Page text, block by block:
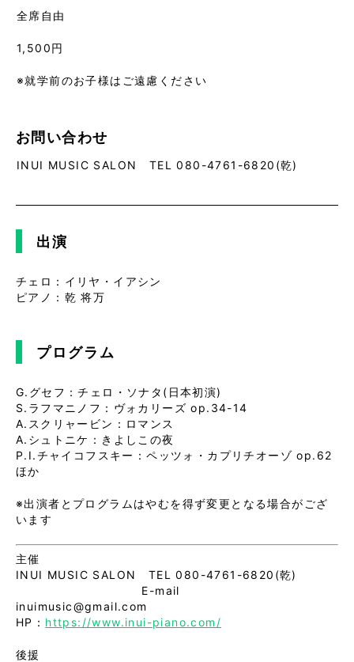
全席自由
1,500円
※就学前のお子様はご遠慮ください
お問い合わせ
INUI MUSIC SALON TEL 080-4761-6820(乾)
出演
チェロ：イリヤ・イアシン
ピアノ：乾 将万
プログラム
G.グセフ：チェロ・ソナタ(日本初演)
S.ラフマニノフ：ヴォカリーズ op.34-14
A.スクリャービン：ロマンス
A.シュトニケ：きよしこの夜
P.I.チャイコフスキー：ペッツォ・カプリチオーゾ op.62
ほか
※出演者とプログラムはやむを得ず変更となる場合がござ
います
主催
INUI MUSIC SALON TEL 080-4761-6820(乾)
E-mail
inuimusic@gmail.com
HP： https://www.inui-piano.com/
後援